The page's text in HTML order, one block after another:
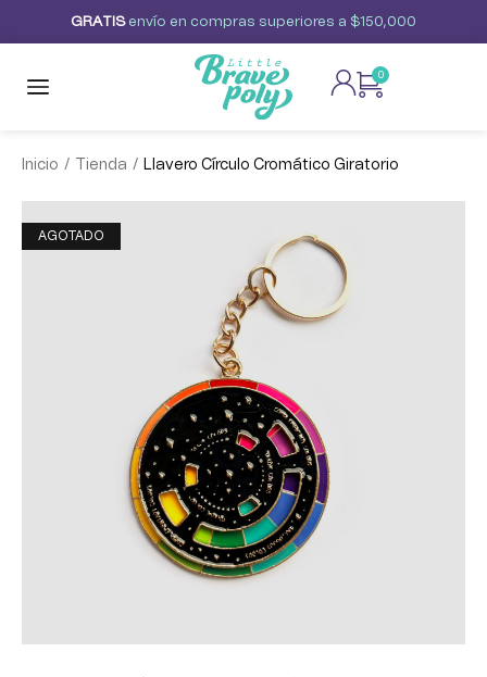
GRAT S envío en compras superiores a $150,000
0
Inicio / Tienda / Llavero Círculo Cromático Giratorio
AGOTADO